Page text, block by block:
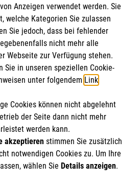
abonnieren
AGB|Impressum|Datenschutz
| Sharepoint|Mediathek
Anzeigen verwendet werden. Sie
welche Kategorien Sie zulassen
Sie jedoch, dass bei fehlender
nicht mehr alle
Webseite zur Verfügung stehen.
Sie in unseren speziellen Cookie-
unter folgendem Link.
Cookies können nicht abgelehnt
der Seite dann nicht mehr
werden kann.
akzeptierenstimmen Sie zusätzlich
notwendigen Cookies zu. Um Ihre
wählen Sie Details anzeigen.